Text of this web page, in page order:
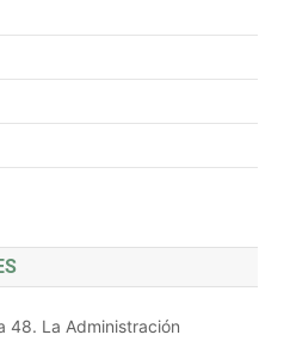
48. La Administración